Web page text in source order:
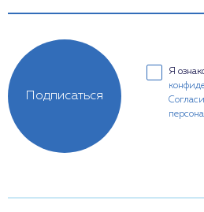
Я
Подписаться